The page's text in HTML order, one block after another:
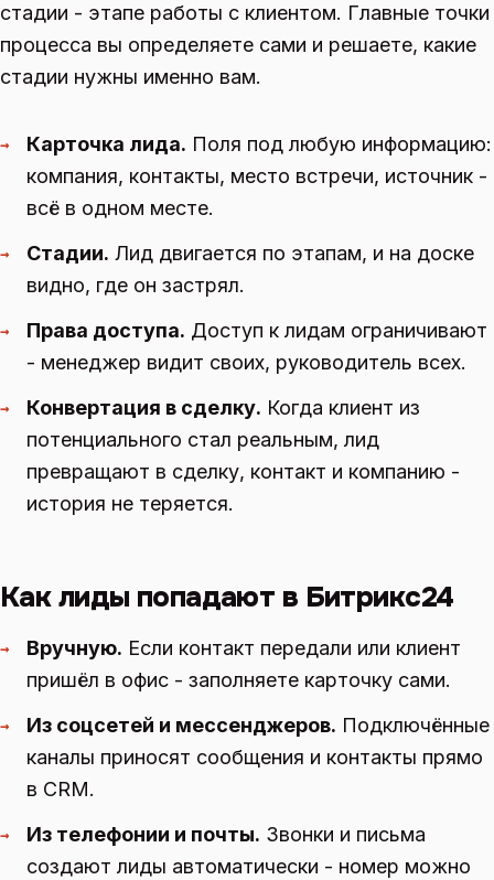
стадии - этапе работы с клиентом. Главные точки
процесса вы определяете сами и решаете, какие
стадии нужны именно вам.
→ Карточка лида. Поля под любую информацию:
компания, контакты, место встречи, источник -
всё в одном месте.
→ Стадии. Лид двигается по этапам, и на доске
видно, где он застрял.
→ Права доступа. Доступ к лидам ограничивают
- менеджер видит своих, руководитель всех.
→ Конвертация в сделку. Когда клиент из
потенциального стал реальным, лид
превращают в сделку, контакт и компанию -
история не теряется.
Как лиды попадают в Битрикс24
→ Вручную. Если контакт передали или клиент
пришёл в офис - заполняете карточку сами.
→ Из соцсетей и мессенджеров. Подключённые
каналы приносят сообщения и контакты прямо
в CRM.
→ Из телефонии и почты. Звонки и письма
создают лиды автоматически - номер можно